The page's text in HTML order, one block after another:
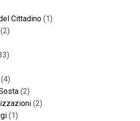
Cittadino (1)
(2)
(4)
(2)
(2)
(1)